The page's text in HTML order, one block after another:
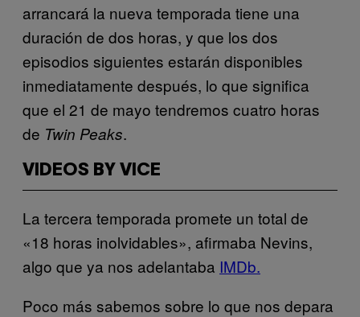
arrancará la nueva temporada tiene una
duración de dos horas, y que los dos
episodios siguientes estarán disponibles
inmediatamente después, lo que significa
que el 21 de mayo tendremos cuatro horas
de Twin Peaks.
VIDEOS BY VICE
La tercera temporada promete un total de
«18 horas inolvidables», afirmaba Nevins,
algo que ya nos adelantaba IMDb.
Poco más sabemos sobre lo que nos depara